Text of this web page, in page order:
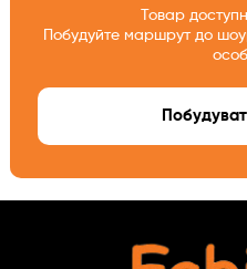
Товар
Побудуйте маршрут до